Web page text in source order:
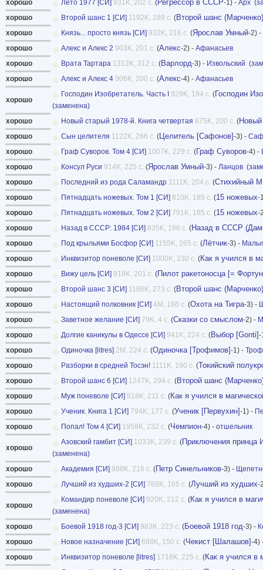
хорошо
Лето 1977 [СИ] 931K, 202 с. (Регрессор в СССР-1) - Арх
хорошо
Второй шанс 1 [СИ] 1192K, 289 с. (Второй шанс (Марченко)
хорошо Князь... просто князь [СИ] 932K, 216 с. (Ярослав Умный-2) -
хорошо
Алекс и Алекс 2 903K, 201 с. (Алекс-2) - Афанасьев
хорошо
Врата Тартара 1312K, 312 с. (Варлорд-3) - Извольский
хорошо
Алекс и Алекс 4 906K, 200 с. (Алекс-4) - Афанасьев
хорошо
Господин Изобретатель. Часть I 929K, 194 с. (Господин
(заменена)
хорошо
Новый старый 1978-й. Книга четвертая 875K, 200 с. (Новый
хорошо Сын целителя 1122K, 266 с. ( Целитель [Сафонов]-3) -
хорошо
Граф Суворов. Том 4 [СИ] 1007K, 229 с. (Граф Суворов-4) -
хорошо
Консул Руси 914K, 225 с. (Ярослав Умный-3) - Ланцов
хорошо
Последний из рода Саламандр 1111K, 204 с. (Стихийный
хорошо Пятнадцать ножевых. Том 1 [СИ] 810K, 185 с. (15 ножевых-
хорошо
Пятнадцать ножевых. Том 2 [СИ] 791K, 185 с. (15 ножевых-
хорошо
Назад в СССР: 1984 [СИ] 835K, 186 с. (Назад в СССР
хорошо Под крыльями Босфор [СИ] 1155K, 265 с. (Лётчик-3) -
хорошо
Инквизитор поневоле [СИ] 1000K, 230 с. (Как я учился в
хорошо Вижу цель [СИ] 918K, 201 с. (Пилот ракетоносца [=
хорошо Второй шанс 3 [СИ] 1186K, 273 с. (Второй шанс (Марченко)
хорошо Настоящий полковник [СИ] 4M, 186 с. (Охота на Тигра-3) -
хорошо
Заветное желание [СИ] 79K, 4 с. (Сказки со смыслом-2) -
хорошо
Долгие каникулы в Одессе [СИ] 941K, 224 с. (Выбор [Gonti]-
хорошо
Одиночка [litres] 2M, 224 с. (Одиночка [Трофимов]-1) -
хорошо
Разборки в средней Тосэн! 1111K, 190 с. (Токийский
хорошо Второй шанс 6 [СИ] 1247K, 294 с. (Второй шанс
хорошо Муж поневоле [СИ] 918K, 211 с. (Как я учился в
хорошо Ученик. Книга 1 [СИ] 794K, 177 с. (Ученик [Первухин]-1) -
хорошо
Попал! Том 4 [СИ] 1958K, 232 с. (Чемпион-4) - отшельник
хорошо
Азовский гамбит [СИ] 1033K, 239 с. (Приключения принца
(заменена)
хорошо
Академия [СИ] 988K, 216 с. (Петр Синельников-3) -
хорошо
Лучший из худших-2 [СИ] 765K, 165 с. (Лучший из худших-
хорошо
Командир поневоле [СИ] 920K, 212 с. (Как я учился в
(заменена)
хорошо
Боевой 1918 год-3 [СИ] 983K, 223 с. (Боевой 1918 год-3) -
хорошо
Новое назначение [СИ] 688K, 150 с. (Чекист [Шалашов]-4)
хорошо
Инквизитор поневоле [litres] 1718K, 225 с. (Как я учился в